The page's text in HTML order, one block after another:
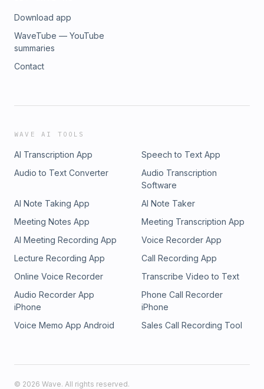
Download app
WaveTube — YouTube
summaries
Contact
WAVE AI TOOLS
AI Transcription App
Speech to Text App
Audio to Text Converter
Audio Transcription
Software
AI Note Taking App
AI Note Taker
Meeting Notes App
Meeting Transcription App
AI Meeting Recording App
Voice Recorder App
Lecture Recording App
Call Recording App
Online Voice Recorder
Transcribe Video to Text
Audio Recorder App
iPhone
Phone Call Recorder
iPhone
Voice Memo App Android
Sales Call Recording Tool
© 2026 Wave. All rights reserved.